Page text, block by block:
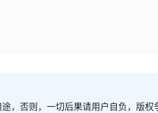
，否则，一切后果请用户自负，版权